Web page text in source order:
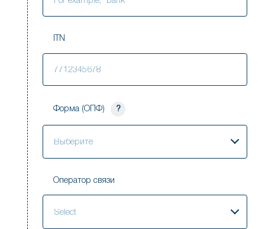
ITN
Форма (ОПФ) ?
Оператор связи